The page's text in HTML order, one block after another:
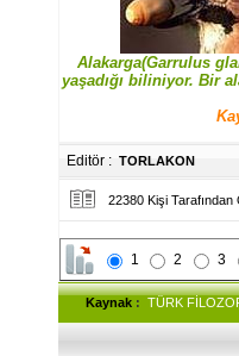
Alakarga(Garrulus
yaşadığı biliniyor. Bir
Editör : TORLAKON
22380 Kişi Tarafından
1 2 3
Kaynak : TÜRK